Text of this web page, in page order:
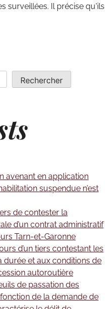
surveillées. Il précise qu'ils
Rechercher
avenant en application
suspendue n’est
de contester la
d’un contrat administratif
Tarn-et-Garonne
d’un tiers contestant les
durée et aux conditions de
autoroutière
de passation des
de la demande de